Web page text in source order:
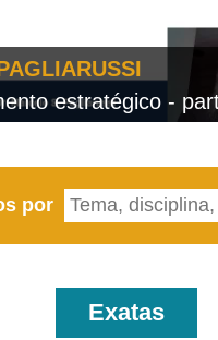
estratégico -
por
Exatas